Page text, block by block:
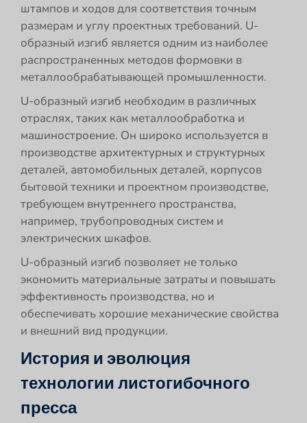
штампов и ходов для соответствия точным
размерам и углу проектных требований. U-
образный изгиб является одним из наиболее
распространенных методов формовки в
металлообрабатывающей промышленности.
U-образный изгиб необходим в различных
отраслях, таких как металлообработка и
машиностроение. Он широко используется в
производстве архитектурных и структурных
деталей, автомобильных деталей, корпусов
бытовой техники и проектном производстве,
требующем внутреннего пространства,
например, трубопроводных систем и
электрических шкафов.
U-образный изгиб позволяет не только
экономить материальные затраты и повышать
эффективность производства, но и
обеспечивать хорошие механические свойства
и внешний вид продукции.
История и эволюция
технологии листогибочного
пресса